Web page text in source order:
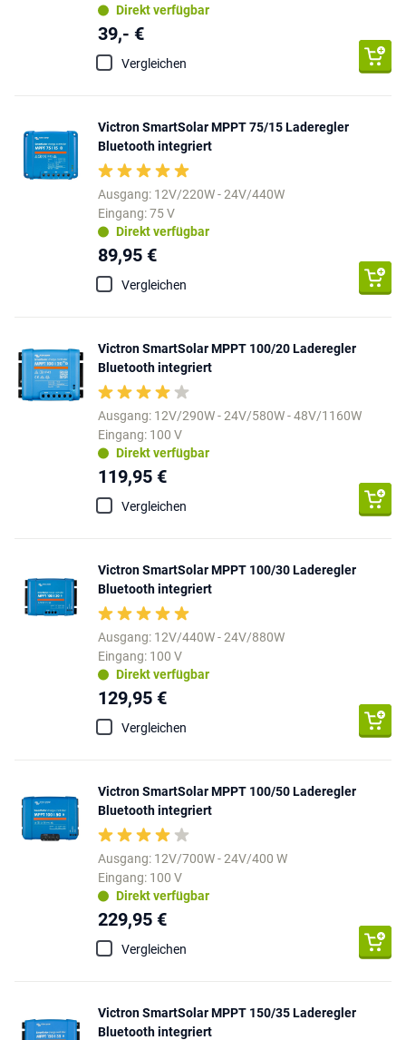
Direkt verfügbar
39,- €
Vergleichen
Victron SmartSolar MPPT 75/15 Laderegler
Bluetooth integriert
Ausgang: 12V/220W - 24V/440W
Eingang: 75 V
Direkt verfügbar
89,95 €
Vergleichen
Victron SmartSolar MPPT 100/20 Laderegler
Bluetooth integriert
Ausgang: 12V/290W - 24V/580W - 48V/1160W
Eingang: 100 V
Direkt verfügbar
119,95 €
Vergleichen
Victron SmartSolar MPPT 100/30 Laderegler
Bluetooth integriert
Ausgang: 12V/440W - 24V/880W
Eingang: 100 V
Direkt verfügbar
129,95 €
Vergleichen
Victron SmartSolar MPPT 100/50 Laderegler
Bluetooth integriert
Ausgang: 12V/700W - 24V/400 W
Eingang: 100 V
Direkt verfügbar
229,95 €
Vergleichen
Victron SmartSolar MPPT 150/35 Laderegler
Bluetooth integriert